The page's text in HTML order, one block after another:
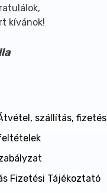
kívánok!
szállítás, fizetés
Fizetési Tájékoztató